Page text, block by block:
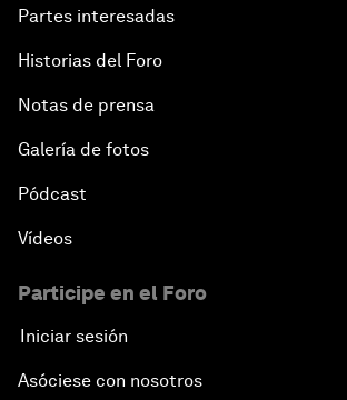
Partes interesadas
Historias del Foro
Notas de prensa
Galería de fotos
Pódcast
Vídeos
Participe en el Foro
Iniciar sesión
Asóciese con nosotros